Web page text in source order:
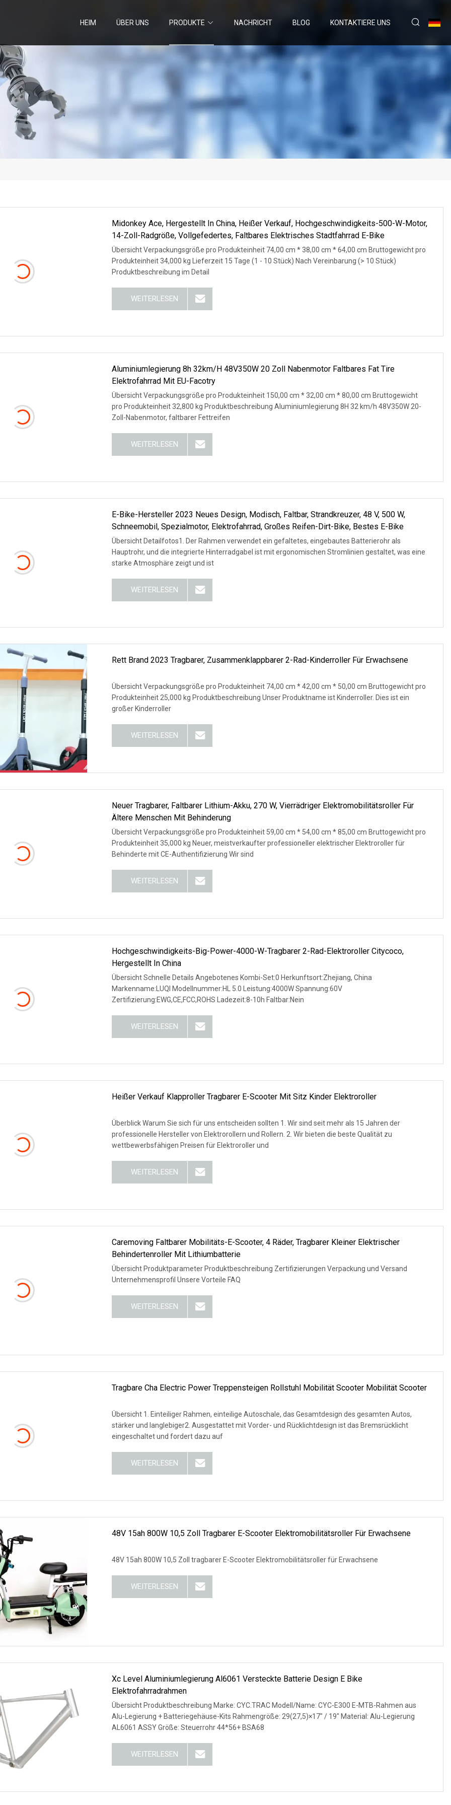
HEIM ÜBER UNS PRODUKTE NACHRICHT BLOG KONTAKTIERE UNS
Midonkey Ace, Hergestellt In China, Heißer Verkauf, Hochgeschwindigkeits-500-W-Motor,
14-Zoll-Radgröße, Vollgefedertes, Faltbares Elektrisches Stadtfahrrad E-Bike
Übersicht Verpackungsgröße pro Produkteinheit 74,00 cm * 38,00 cm * 64,00 cm Bruttogewicht pro
Produkteinheit 34,000 kg Lieferzeit 15 Tage (1 - 10 Stück) Nach Vereinbarung (> 10 Stück)
Produktbeschreibung im Detail
WEITERLESEN
Aluminiumlegierung 8h 32km/H 48V350W 20 Zoll Nabenmotor Faltbares Fat Tire
Elektrofahrrad Mit EU-Facotry
Übersicht Verpackungsgröße pro Produkteinheit 150,00 cm * 32,00 cm * 80,00 cm Bruttogewicht
pro Produkteinheit 32,800 kg Produktbeschreibung Aluminiumlegierung 8H 32 km/h 48V350W 20-
Zoll-Nabenmotor, faltbarer Fettreifen
WEITERLESEN
E-Bike-Hersteller 2023 Neues Design, Modisch, Faltbar, Strandkreuzer, 48 V, 500 W,
Schneemobil, Spezialmotor, Elektrofahrrad, Großes Reifen-Dirt-Bike, Bestes E-Bike
Übersicht Detailfotos1. Der Rahmen verwendet ein gefaltetes, eingebautes Batterierohr als
Hauptrohr, und die integrierte Hinterradgabel ist mit ergonomischen Stromlinien gestaltet, was eine
starke Atmosphäre zeigt und ist
WEITERLESEN
Rett Brand 2023 Tragbarer, Zusammenklappbarer 2-Rad-Kinderroller Für Erwachsene
Übersicht Verpackungsgröße pro Produkteinheit 74,00 cm * 42,00 cm * 50,00 cm Bruttogewicht pro
Produkteinheit 25,000 kg Produktbeschreibung Unser Produktname ist Kinderroller. Dies ist ein
großer Kinderroller
WEITERLESEN
Neuer Tragbarer, Faltbarer Lithium-Akku, 270 W, Vierrädriger Elektromobilitätsroller Für
Ältere Menschen Mit Behinderung
Übersicht Verpackungsgröße pro Produkteinheit 59,00 cm * 54,00 cm * 85,00 cm Bruttogewicht pro
Produkteinheit 35,000 kg Neuer, meistverkaufter professioneller elektrischer Elektroroller für
Behinderte mit CE-Authentifizierung Wir sind
WEITERLESEN
Hochgeschwindigkeits-Big-Power-4000-W-Tragbarer 2-Rad-Elektroroller Citycoco,
Hergestellt In China
Übersicht Schnelle Details Angebotenes Kombi-Set:0 Herkunftsort:Zhejiang, China
Markenname:LUQI Modellnummer:HL 5.0 Leistung:4000W Spannung:60V
Zertifizierung:EWG,CE,FCC,ROHS Ladezeit:8-10h Faltbar:Nein
WEITERLESEN
Heißer Verkauf Klapproller Tragbarer E-Scooter Mit Sitz Kinder Elektroroller
Überblick Warum Sie sich für uns entscheiden sollten 1. Wir sind seit mehr als 15 Jahren der
professionelle Hersteller von Elektrorollern und Rollern. 2. Wir bieten die beste Qualität zu
wettbewerbsfähigen Preisen für Elektroroller und
WEITERLESEN
Caremoving Faltbarer Mobilitäts-E-Scooter, 4 Räder, Tragbarer Kleiner Elektrischer
Behindertenroller Mit Lithiumbatterie
Übersicht Produktparameter Produktbeschreibung Zertifizierungen Verpackung und Versand
Unternehmensprofil Unsere Vorteile FAQ
WEITERLESEN
Tragbare Cha Electric Power Treppensteigen Rollstuhl Mobilität Scooter Mobilität Scooter
Übersicht 1. Einteiliger Rahmen, einteilige Autoschale, das Gesamtdesign des gesamten Autos,
stärker und langlebiger2. Ausgestattet mit Vorder- und Rücklichtdesign ist das Bremsrücklicht
eingeschaltet und fordert dazu auf
WEITERLESEN
48V 15ah 800W 10,5 Zoll Tragbarer E-Scooter Elektromobilitätsroller Für Erwachsene
48V 15ah 800W 10,5 Zoll tragbarer E-Scooter Elektromobilitätsroller für Erwachsene
WEITERLESEN
Xc Level Aluminiumlegierung Al6061 Versteckte Batterie Design E Bike
Elektrofahrradrahmen
Übersicht Produktbeschreibung Marke: CYC.TRAC Modell/Name: CYC-E300 E-MTB-Rahmen aus
Alu-Legierung + Batteriegehäuse-Kits Rahmengröße: 29(27,5)×17" / 19" Material: Alu-Legierung
AL6061 ASSY Größe: Steuerrohr 44*56+ BSA68
WEITERLESEN